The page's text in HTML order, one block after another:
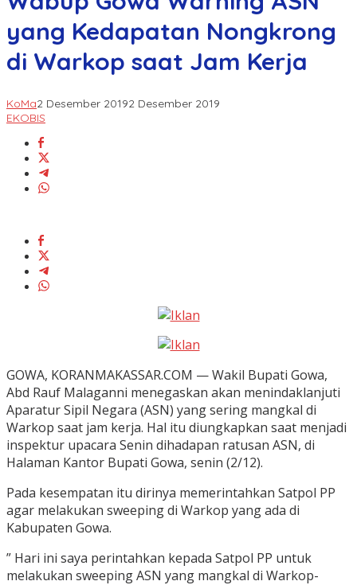
yang Kedapatan Nongkrong
di Warkop saat Jam Kerja
KoMa2 Desember 20192 Desember 2019
EKOBIS
GOWA, KORANMAKASSAR.COM — Wakil Bupati Gowa,
Abd Rauf Malaganni menegaskan akan menindaklanjuti
Aparatur Sipil Negara (ASN) yang sering mangkal di
Warkop saat jam kerja. Hal itu diungkapkan saat menjadi
inspektur upacara Senin dihadapan ratusan ASN, di
Halaman Kantor Bupati Gowa, senin (2/12).
Pada kesempatan itu dirinya memerintahkan Satpol PP
agar melakukan sweeping di Warkop yang ada di
Kabupaten Gowa.
” Hari ini saya perintahkan kepada Satpol PP untuk
melakukan sweeping ASN yang mangkal di Warkop-